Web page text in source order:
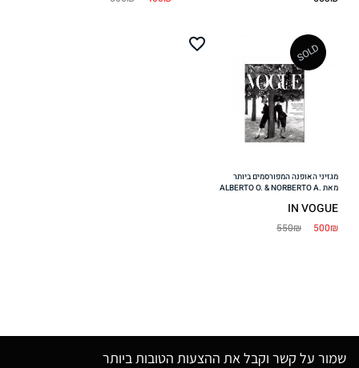
Add
SOLD
מגזיני האופנה המפורסמים ביותר
מאת .ALBERTO O. & NORBERTO A
IN VOGUE
500₪
550₪
שמור על קשר וקבל את ההצעות הטובות ביותר